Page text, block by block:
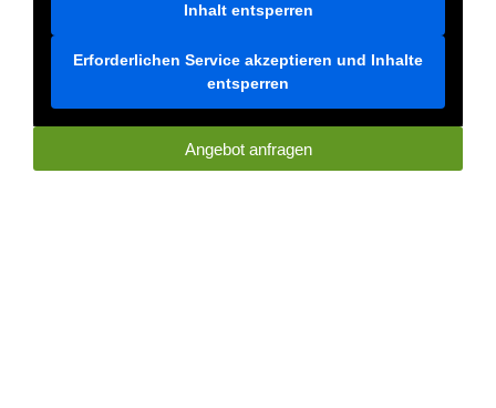
Inhalt entsperren
Erforderlichen Service akzeptieren und Inhalte
entsperren
Angebot anfragen